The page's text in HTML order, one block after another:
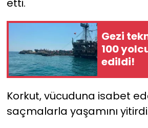
etti.
Gezi
100
edildi!
Korkut, vücuduna isabet
saçmalarla yaşamını